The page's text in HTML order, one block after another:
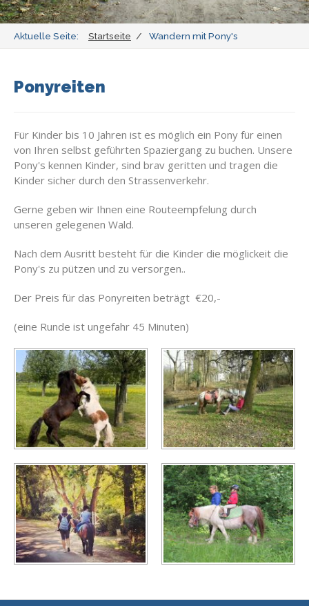
Pensionsställe
Kontakt
Aktuelle Seite: Startseite Wandern mit Pony's
Ponyreiten
Für Kinder bis 10 Jahren ist es möglich ein Pony für einen
von Ihren selbst geführten Spaziergang zu buchen. Unsere
Pony's kennen Kinder, sind brav geritten und tragen die
Kinder sicher durch den Strassenverkehr.
Gerne geben wir Ihnen eine Routeempfelung durch
unseren gelegenen Wald.
Nach dem Ausritt besteht für die Kinder die möglickeit die
Pony's zu pützen und zu versorgen..
Der Preis für das Ponyreiten beträgt €20,-
(eine Runde ist ungefahr 45 Minuten)